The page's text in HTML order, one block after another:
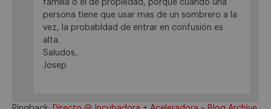
familia o el de propiedad, porque cuando una
persona tiene que usar mas de un sombrero a la
vez, la probabldad de entrar en confusión es
alta.
Saludos,
Josep